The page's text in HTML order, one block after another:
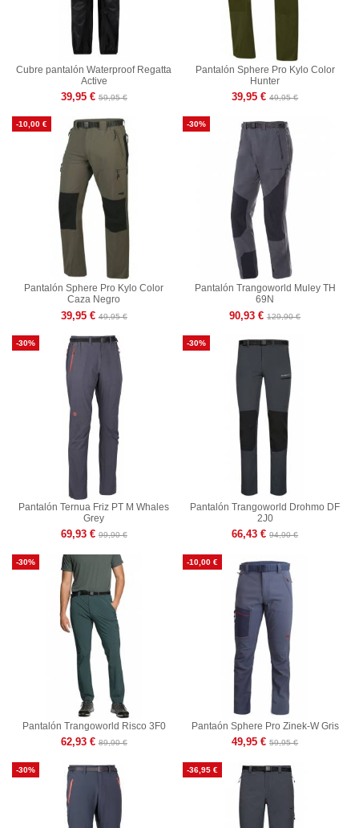
Cubre pantalón Waterproof Regatta
Active
39,95 € 59,95 €
Pantalón Sphere Pro Kylo Color
Hunter
39,95 € 49,95 €
-10,00 €
Pantalón Sphere Pro Kylo Color
Caza Negro
39,95 € 49,95 €
-30%
Pantalón Trangoworld Muley TH
69N
90,93 € 129,90 €
-30%
Pantalón Ternua Friz PT M Whales
Grey
69,93 € 99,90 €
-30%
Pantalón Trangoworld Drohmo DF
2J0
66,43 € 94,90 €
-30%
Pantalón Trangoworld Risco 3F0
62,93 € 89,90 €
-10,00 €
Pantaón Sphere Pro Zinek-W Gris
49,95 € 59,95 €
-30% -36,95 €